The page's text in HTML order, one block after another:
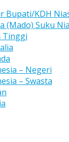
Bupati/KDH
(Mado) Suku
Tinggi
– Negeri
– Swasta